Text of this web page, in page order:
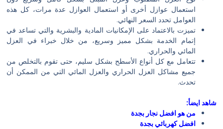
استعمال عوازل أخرى أو استعمال العوازل عدة مرات، كل هذه
العوامل تحدد السعر النهائي.
تميزت بالاعتماد على الإمكانيات المادية والبشرية والتي تساعد في
إتمام الخدمة بشكل مميز وسريع، من خلال خبراء في العزل
المائي والحراري.
تتعامل مع كل أنواع الأسطح بشكل سليم، حتى تقوم بالتخلص من
جميع مشاكل العزل الحراري والعزل المائي التي من الممكن أن
تحدث.
شاهد ايضأ:
من هو افضل نجار بجدة
افضل كهربائي بجدة